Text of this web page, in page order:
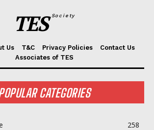
TES Society
Us T&C Privacy Policies
Contact Us
Associates of TES
CATEGORIES
258